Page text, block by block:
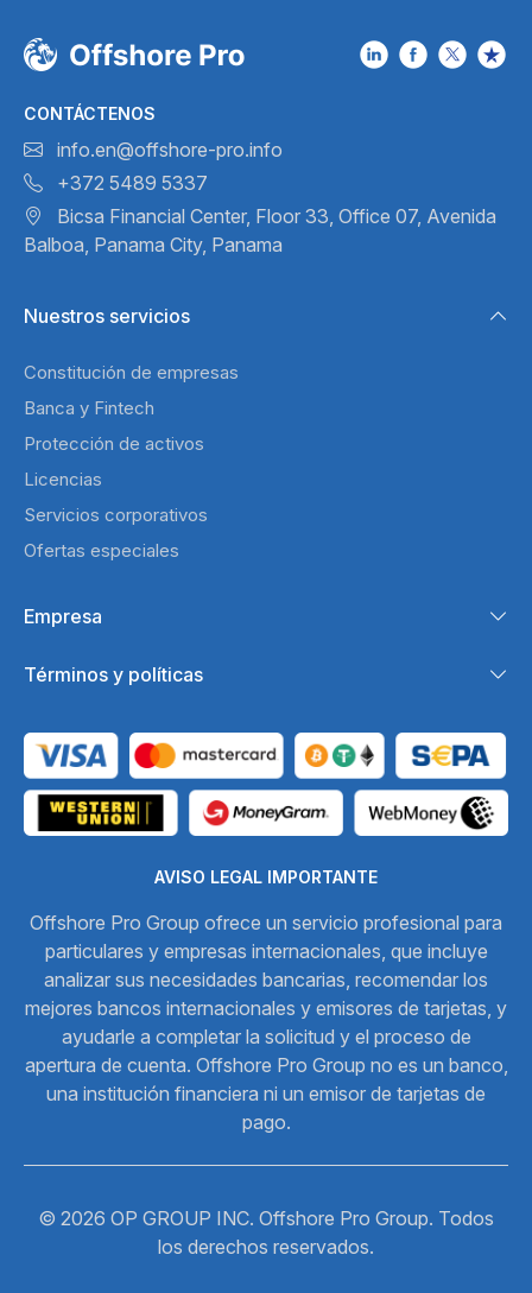
CONTÁCTENOS
info.en@offshore-pro.info
+372 5489 5337
Bicsa Financial Center, Floor 33, Office 07, Avenida
Balboa, Panama City, Panama
Nuestros servicios
Constitución de empresas
Banca y Fintech
Protección de activos
Licencias
Servicios corporativos
Ofertas especiales
Empresa
Términos y políticas
AVISO LEGAL IMPORTANTE
Offshore Pro Group ofrece un servicio profesional para
particulares y empresas internacionales, que incluye
analizar sus necesidades bancarias, recomendar los
mejores bancos internacionales y emisores de tarjetas, y
ayudarle a completar la solicitud y el proceso de
apertura de cuenta. Offshore Pro Group no es un banco,
una institución financiera ni un emisor de tarjetas de
pago.
© 2026 OP GROUP INC. Offshore Pro Group. Todos
los derechos reservados.